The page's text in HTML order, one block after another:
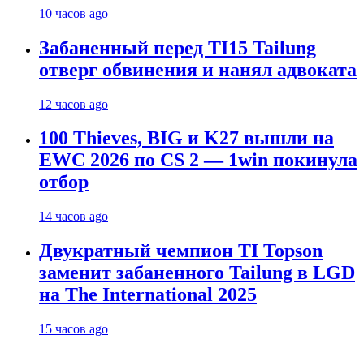
10 часов ago
Забаненный перед TI15 Tailung
отверг обвинения и нанял адвоката
12 часов ago
100 Thieves, BIG и K27 вышли на
EWC 2026 по CS 2 — 1win покинула
отбор
14 часов ago
Двукратный чемпион TI Topson
заменит забаненного Tailung в LGD
на The International 2025
15 часов ago